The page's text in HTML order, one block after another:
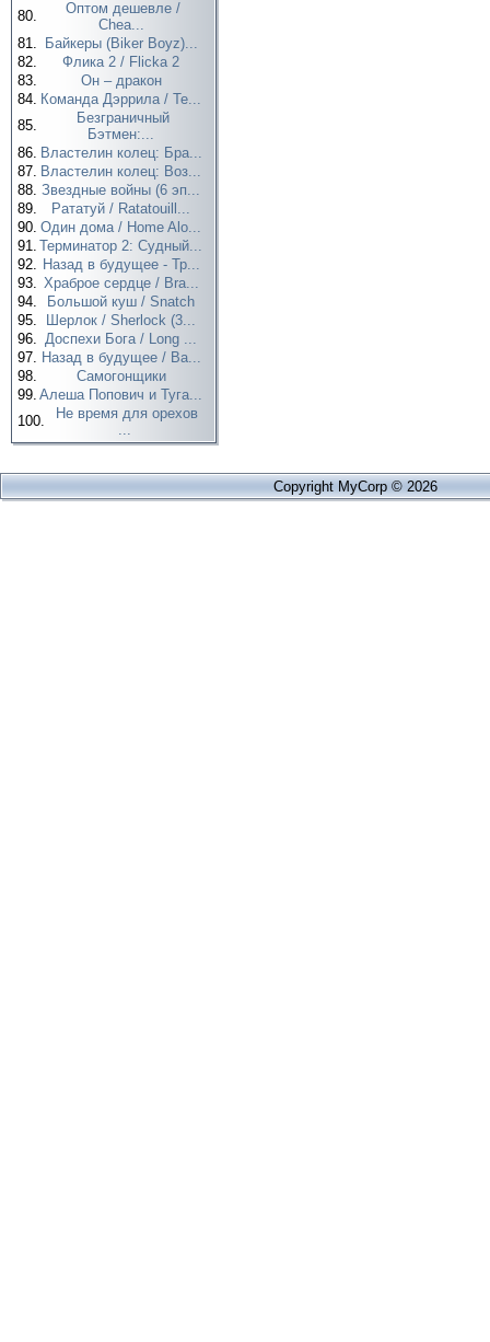
80.
Оптом дешевле /
Chea...
81.
Байкеры (Biker Boyz)...
82.
Флика 2 / Flicka 2
83.
Он – дракон
84. Команда Дэррила / Te...
85.
Безграничный
Бэтмен:...
86. Властелин колец: Бра...
87. Властелин колец: Воз...
88. Звездные войны (6 эп...
89.
Рататуй / Ratatouill...
90. Один дома / Home Alo...
91. Терминатор 2: Судный...
92. Назад в будущее - Тр...
93. Храброе сердце / Bra...
94.
Большой куш / Snatch
95.
Шерлок / Sherlock (3...
96. Доспехи Бога / Long ...
97. Назад в будущее / Ba...
98.
Самогонщики
99. Алеша Попович и Туга...
100.
Не время для орехов
...
Copyright MyCorp © 2026